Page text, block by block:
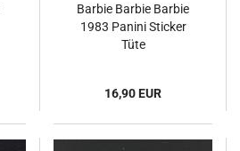
Barbie Barbie Barbie
1983 Panini Sticker
Tüte
16,90 EUR